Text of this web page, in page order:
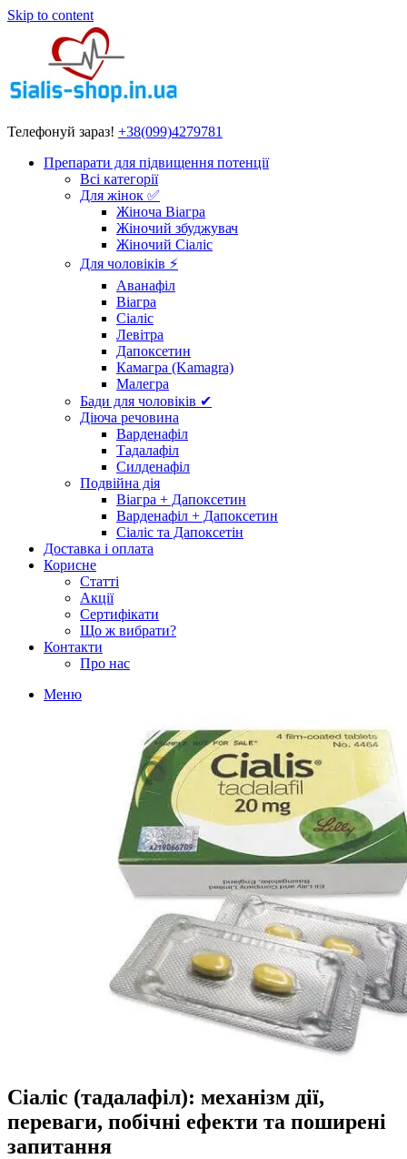
Skip to content
Телефонуй зараз! +38(099)4279781
Препарати для підвищення потенції
Всі категорії
Для жінок ✅
Жіноча Віагра
Жіночий збуджувач
Жіночий Сіаліс
Для чоловіків ⚡
Аванафіл
Віагра
Сіаліс
Левітра
Дапоксетин
Камагра (Kamagra)
Малегра
Бади для чоловіків ✔
Діюча речовина
Варденафіл
Тадалафіл
Силденафіл
Подвійна дія
Віагра + Дапоксетин
Варденафіл + Дапоксетин
Сіаліс та Дапоксетін
Доставка і оплата
Корисне
Статті
Акції
Сертифікати
Що ж вибрати?
Контакти
Про нас
Меню
Сіаліс (тадалафіл): механізм дії,
переваги, побічні ефекти та поширені
запитання